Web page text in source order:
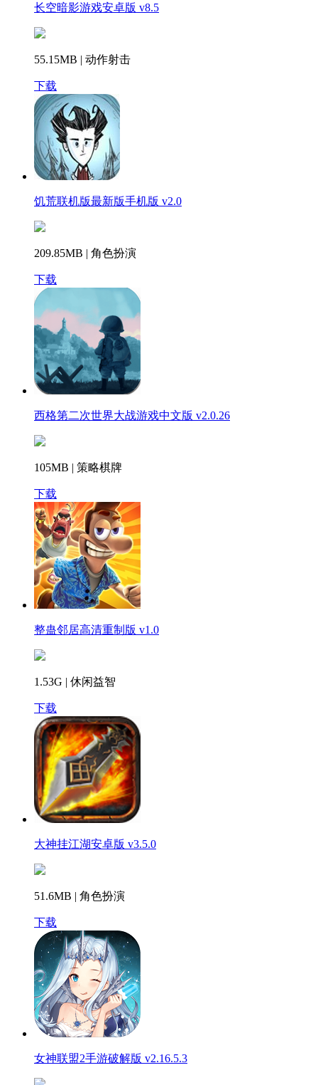
长空暗影游戏安卓版 v8.5
55.15MB | 动作射击
下载
饥荒联机版最新版手机版 v2.0
209.85MB | 角色扮演
下载
西格第二次世界大战游戏中文版 v2.0.26
105MB | 策略棋牌
下载
整蛊邻居高清重制版 v1.0
1.53G | 休闲益智
下载
大神挂江湖安卓版 v3.5.0
51.6MB | 角色扮演
下载
女神联盟2手游破解版 v2.16.5.3